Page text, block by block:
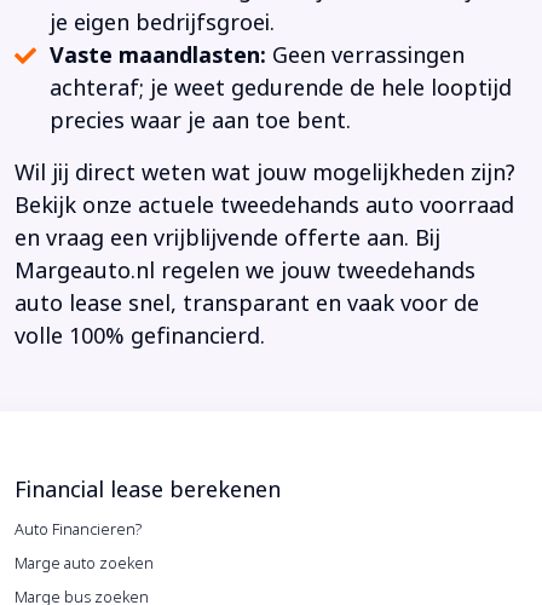
je eigen bedrijfsgroei.
Vaste maandlasten: Geen verrassingen
achteraf; je weet gedurende de hele looptijd
precies waar je aan toe bent.
Wil jij direct weten wat jouw mogelijkheden zijn?
Bekijk onze actuele tweedehands auto voorraad
en vraag een vrijblijvende offerte aan. Bij
Margeauto.nl regelen we jouw tweedehands
auto lease snel, transparant en vaak voor de
volle 100% gefinancierd.
Financial lease berekenen
Auto Financieren?
Marge auto zoeken
Marge bus zoeken